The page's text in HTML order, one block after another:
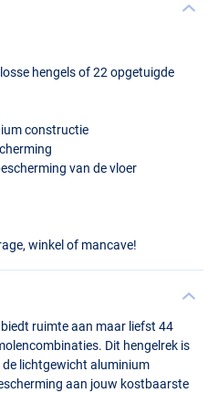
hengels of 22 opgetuigde
constructie
van de vloer
winkel of mancave!
ruimte aan maar liefst 44
Dit hengelrek is
lichtgewicht aluminium
aan jouw kostbaarste